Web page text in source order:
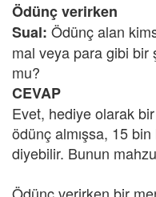
Ödünç verirken
Sual: Ödünç alan
mal veya para gibi
mu?
CEVAP
Evet, hediye olarak
ödünç almışsa, 15
diyebilir. Bunun